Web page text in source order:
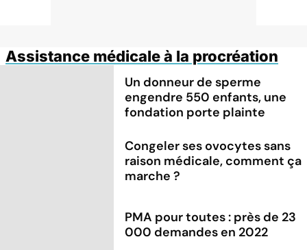
Assistance médicale à la procréation
Un donneur de sperme
engendre 550 enfants, une
fondation porte plainte
Congeler ses ovocytes sans
raison médicale, comment ça
marche ?
PMA pour toutes : près de 23
000 demandes en 2022